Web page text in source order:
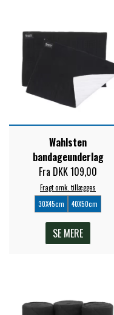
Wahlsten
bandageunderlag
Fra DKK 109,00
Fragt omk. tillægges
30X45cm
40X50cm
SE MERE